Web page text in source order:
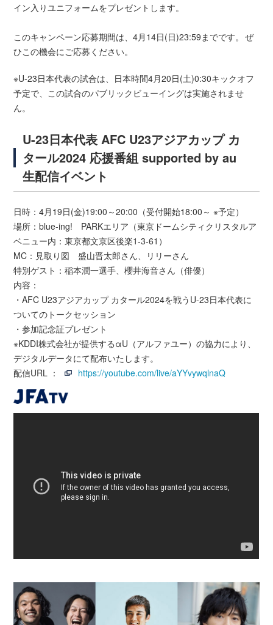
イン入りユニフォームをプレゼントします。
このキャンペーン応募期間は、4月14日(日)23:59までです。 ぜ
ひこの機会にご応募ください。
※U-23日本代表の試合は、日本時間4月20日(土)0:30キックオフ
予定で、この試合のパブリックビューイングは実施されませ
ん。
U-23日本代表 AFC U23アジアカップ カ
タール2024 応援番組 supported by au
生配信イベント
日時：4月19日(金)19:00～20:00（受付開始18:00～ ※予定）
場所：blue-ing! PARKエリア（東京ドームシティクリスタルア
ベニュー内：東京都文京区後楽1-3-61）
MC：見取り図 盛山晋太郎さん、リリーさん
特別ゲスト：稲本潤一選手、櫻井海音さん（俳優）
内容：
・AFC U23アジアカップ カタール2024を戦うU-23日本代表に
ついてのトークセッション
・参加記念証プレゼント
※KDDI株式会社が提供するαU（アルファユー）の協力により、
デジタルデータにて配布いたします。
配信URL ：
https://youtube.com/live/aYYvywqlnaQ